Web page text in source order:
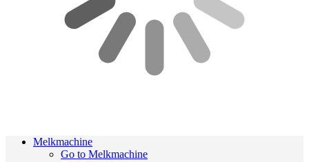
Melkmachine
Go to Melkmachine